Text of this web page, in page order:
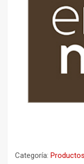
Categoría: